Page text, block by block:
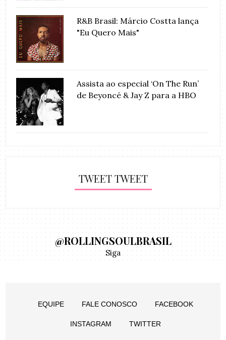
R&B Brasil: Márcio Costta lança
"Eu Quero Mais"
Assista ao especial ‘On The Run’
de Beyoncé & Jay Z para a HBO
TWEET TWEET
@ROLLINGSOULBRASIL
Siga
EQUIPE FALE CONOSCO FACEBOOK
INSTAGRAM TWITTER